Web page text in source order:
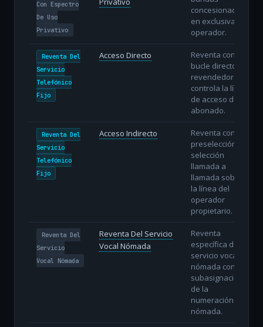
Con Espectro
De Uso
Privativo
concesionadas
en exclusiva al
operador.
Reventa Del
Servicio
Telefónico
Fijo
Acceso Directo
Reventa con
bucle directo: el
revendedor
controla la línea
de acceso del
abonado.
Reventa Del
Servicio
Telefónico
Fijo
Acceso Indirecto
Reventa con
preselección o
selección
llamada a
llamada sobre
la línea del
operador
propietario.
Reventa Del
Servicio
Vocal Nómada
Reventa Del Servicio
Vocal Nómada
Reventa
específica del
servicio vocal
nómada con
subasignación
de la
numeración
nómada.